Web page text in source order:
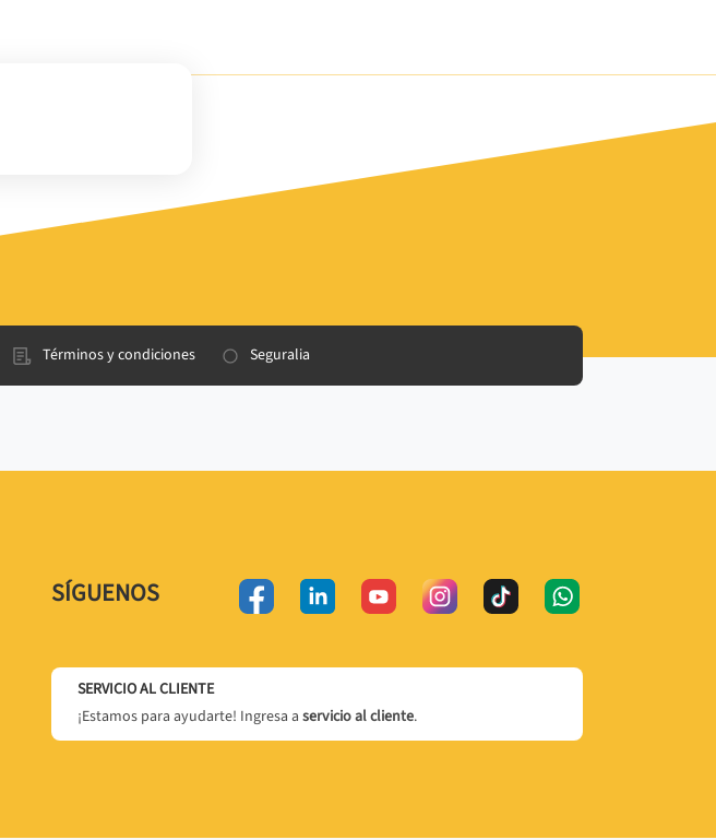
Términos y condiciones Seguralia
SÍGUENOS
SERVICIO AL CLIENTE
¡Estamos para ayudarte! Ingresa a servicio al cliente.